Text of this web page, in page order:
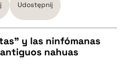
Udostępnij
y las ninfómanas
nahuas